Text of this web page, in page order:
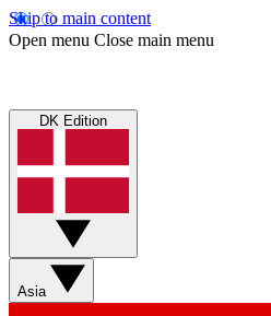
Skip to main content
Open menu Close main menu
DK Edition
Asia